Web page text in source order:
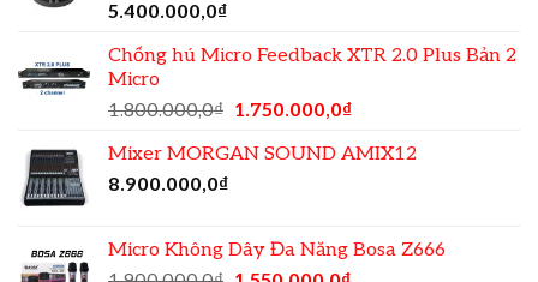
5.400.000,0₫
Chống hú Micro Feedback XTR 2.0 Plus Bản 2
Micro
1.800.000,0₫ 1.750.000,0₫
Mixer MORGAN SOUND AMIX12
8.900.000,0₫
Micro Không Dây Đa Năng Bosa Z666